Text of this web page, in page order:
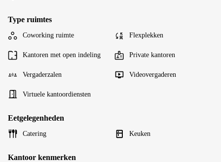
Type ruimtes
Coworking ruimte Flexplekken
Kantoren met open indeling Private kantoren
Vergaderzalen Videovergaderen
Virtuele kantoordiensten
Eetgelegenheden
Catering Keuken
Kantoor kenmerken